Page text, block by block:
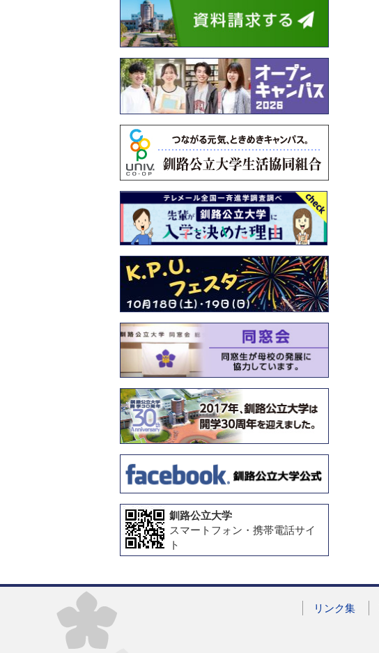
釧路公立大学
スマートフォン・携帯電話サイ
ト
リンク集